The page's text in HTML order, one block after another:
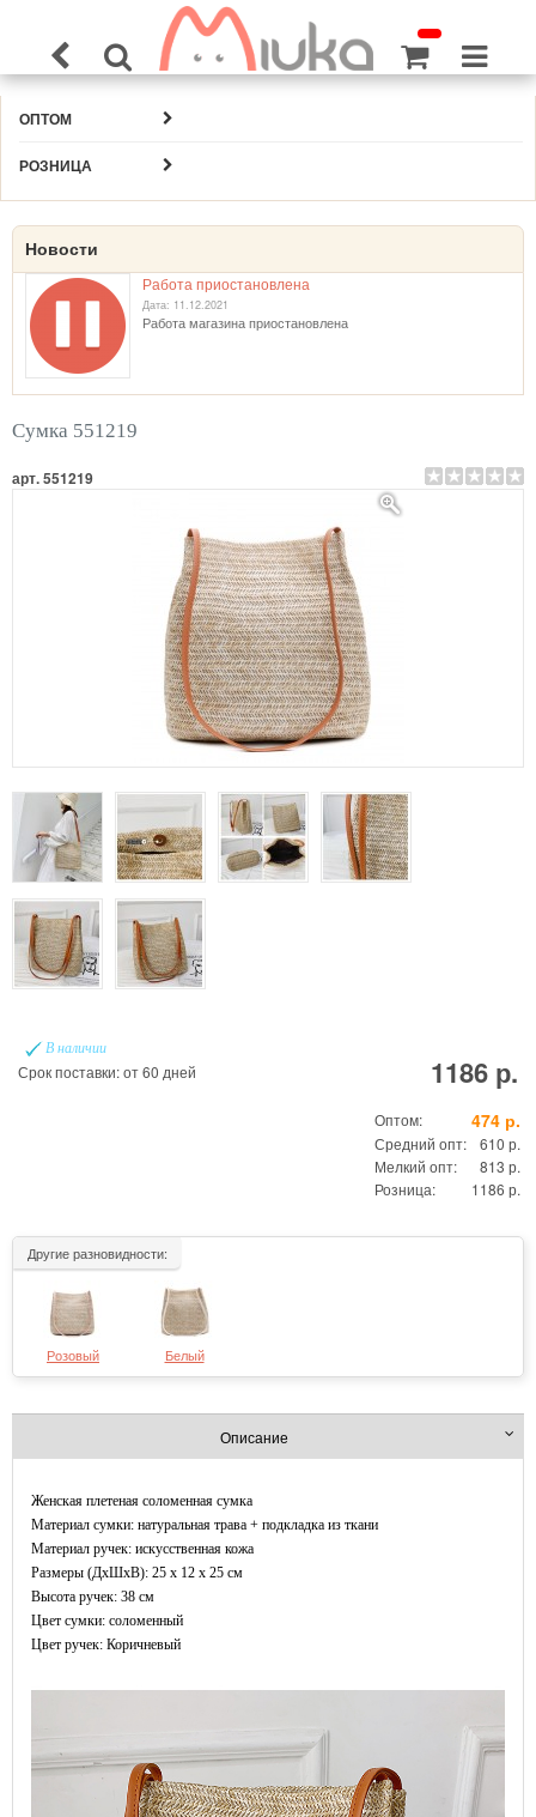
ОПТОМ
РОЗНИЦА
Новости
Работа приостановлена
Дата: 11.12.2021
Работа магазина приостановлена
Сумка 551219
арт. 551219
В наличии
Срок поставки: от 60 дней 1186 р.
Оптом: 474 р.
Средний опт:
610 р.
Мелкий опт:
813 р.
Розница:
1186 р.
Другие разновидности:
Розовый Белый
Описание
Женская плетеная соломенная сумка
Материал сумки: натуральная трава + подкладка из ткани
Материал ручек: искусственная кожа
Размеры (ДxШхВ): 25 x 12 x 25 см
Высота ручек: 38 см
Цвет сумки: соломенный
Цвет ручек: Коричневый